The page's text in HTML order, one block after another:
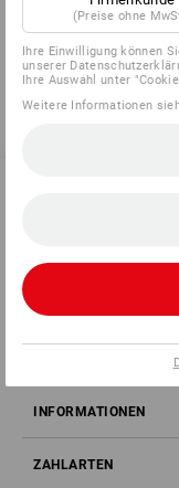
zurück
INFORMATIONEN
ZAHLARTEN
(Preise ohne
Ihre Einwilligung können
unserer
Ihre Auswahl unter
Weitere Informationen